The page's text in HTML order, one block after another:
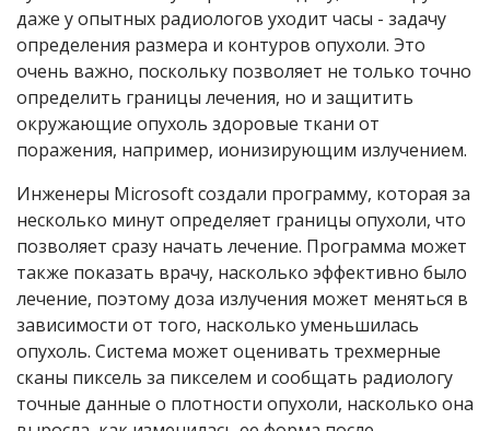
даже у опытных радиологов уходит часы - задачу
определения размера и контуров опухоли. Это
очень важно, поскольку позволяет не только точно
определить границы лечения, но и защитить
окружающие опухоль здоровые ткани от
поражения, например, ионизирующим излучением.
Инженеры Microsoft создали программу, которая за
несколько минут определяет границы опухоли, что
позволяет сразу начать лечение. Программа может
также показать врачу, насколько эффективно было
лечение, поэтому доза излучения может меняться в
зависимости от того, насколько уменьшилась
опухоль. Система может оценивать трехмерные
сканы пиксель за пикселем и сообщать радиологу
точные данные о плотности опухоли, насколько она